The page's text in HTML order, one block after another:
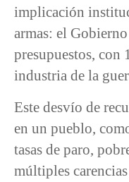
implicación
armas: el
presupuestos, con
industria de la
Este desvío de
en un pueblo,
tasas de paro,
múltiples